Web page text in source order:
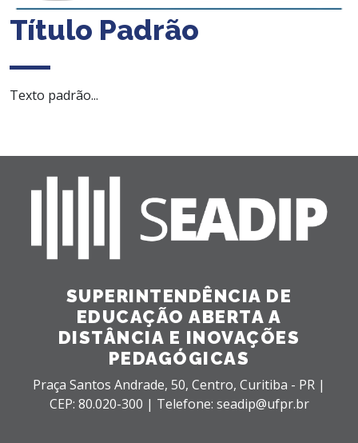
Título Padrão
Texto padrão...
SUPERINTENDÊNCIA DE
EDUCAÇÃO ABERTA A
DISTÂNCIA E INOVAÇÕES
PEDAGÓGICAS
Praça Santos Andrade, 50, Centro, Curitiba - PR |
CEP: 80.020-300 | Telefone: seadip@ufpr.br